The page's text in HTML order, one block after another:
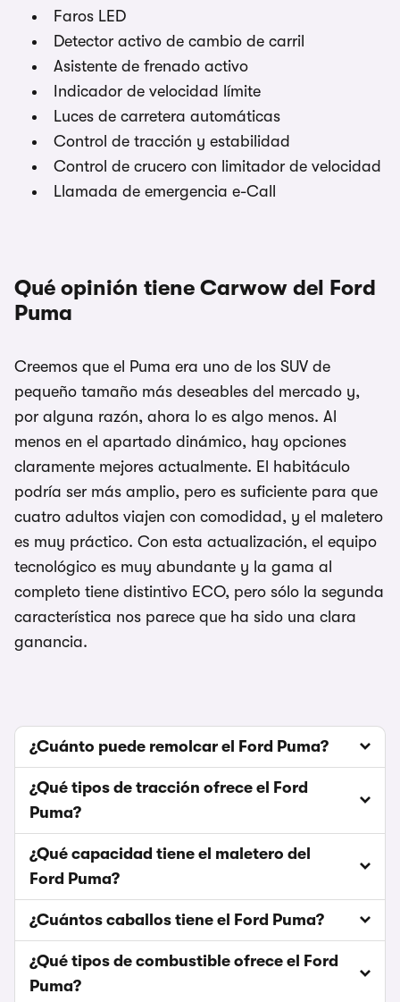
Faros LED
Detector activo de cambio de carril
Asistente de frenado activo
Indicador de velocidad límite
Luces de carretera automáticas
Control de tracción y estabilidad
Control de crucero con limitador de velocidad
Llamada de emergencia e-Call
Qué opinión tiene Carwow del Ford
Puma
Creemos que el Puma era uno de los SUV de
pequeño tamaño más deseables del mercado y,
por alguna razón, ahora lo es algo menos. Al
menos en el apartado dinámico, hay opciones
claramente mejores actualmente. El habitáculo
podría ser más amplio, pero es suficiente para que
cuatro adultos viajen con comodidad, y el maletero
es muy práctico. Con esta actualización, el equipo
tecnológico es muy abundante y la gama al
completo tiene distintivo ECO, pero sólo la segunda
característica nos parece que ha sido una clara
ganancia.
¿Cuánto puede remolcar el Ford Puma?
¿Qué tipos de tracción ofrece el Ford
Puma?
¿Qué capacidad tiene el maletero del
Ford Puma?
¿Cuántos caballos tiene el Ford Puma?
¿Qué tipos de combustible ofrece el Ford
Puma?